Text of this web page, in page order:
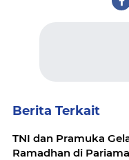
Berita Terkait
TNI dan Pramuka
Ramadhan di